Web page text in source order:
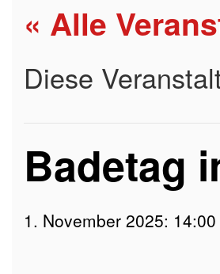
springen
« Alle
Diese
Badetag
1. November 2025: 14:00